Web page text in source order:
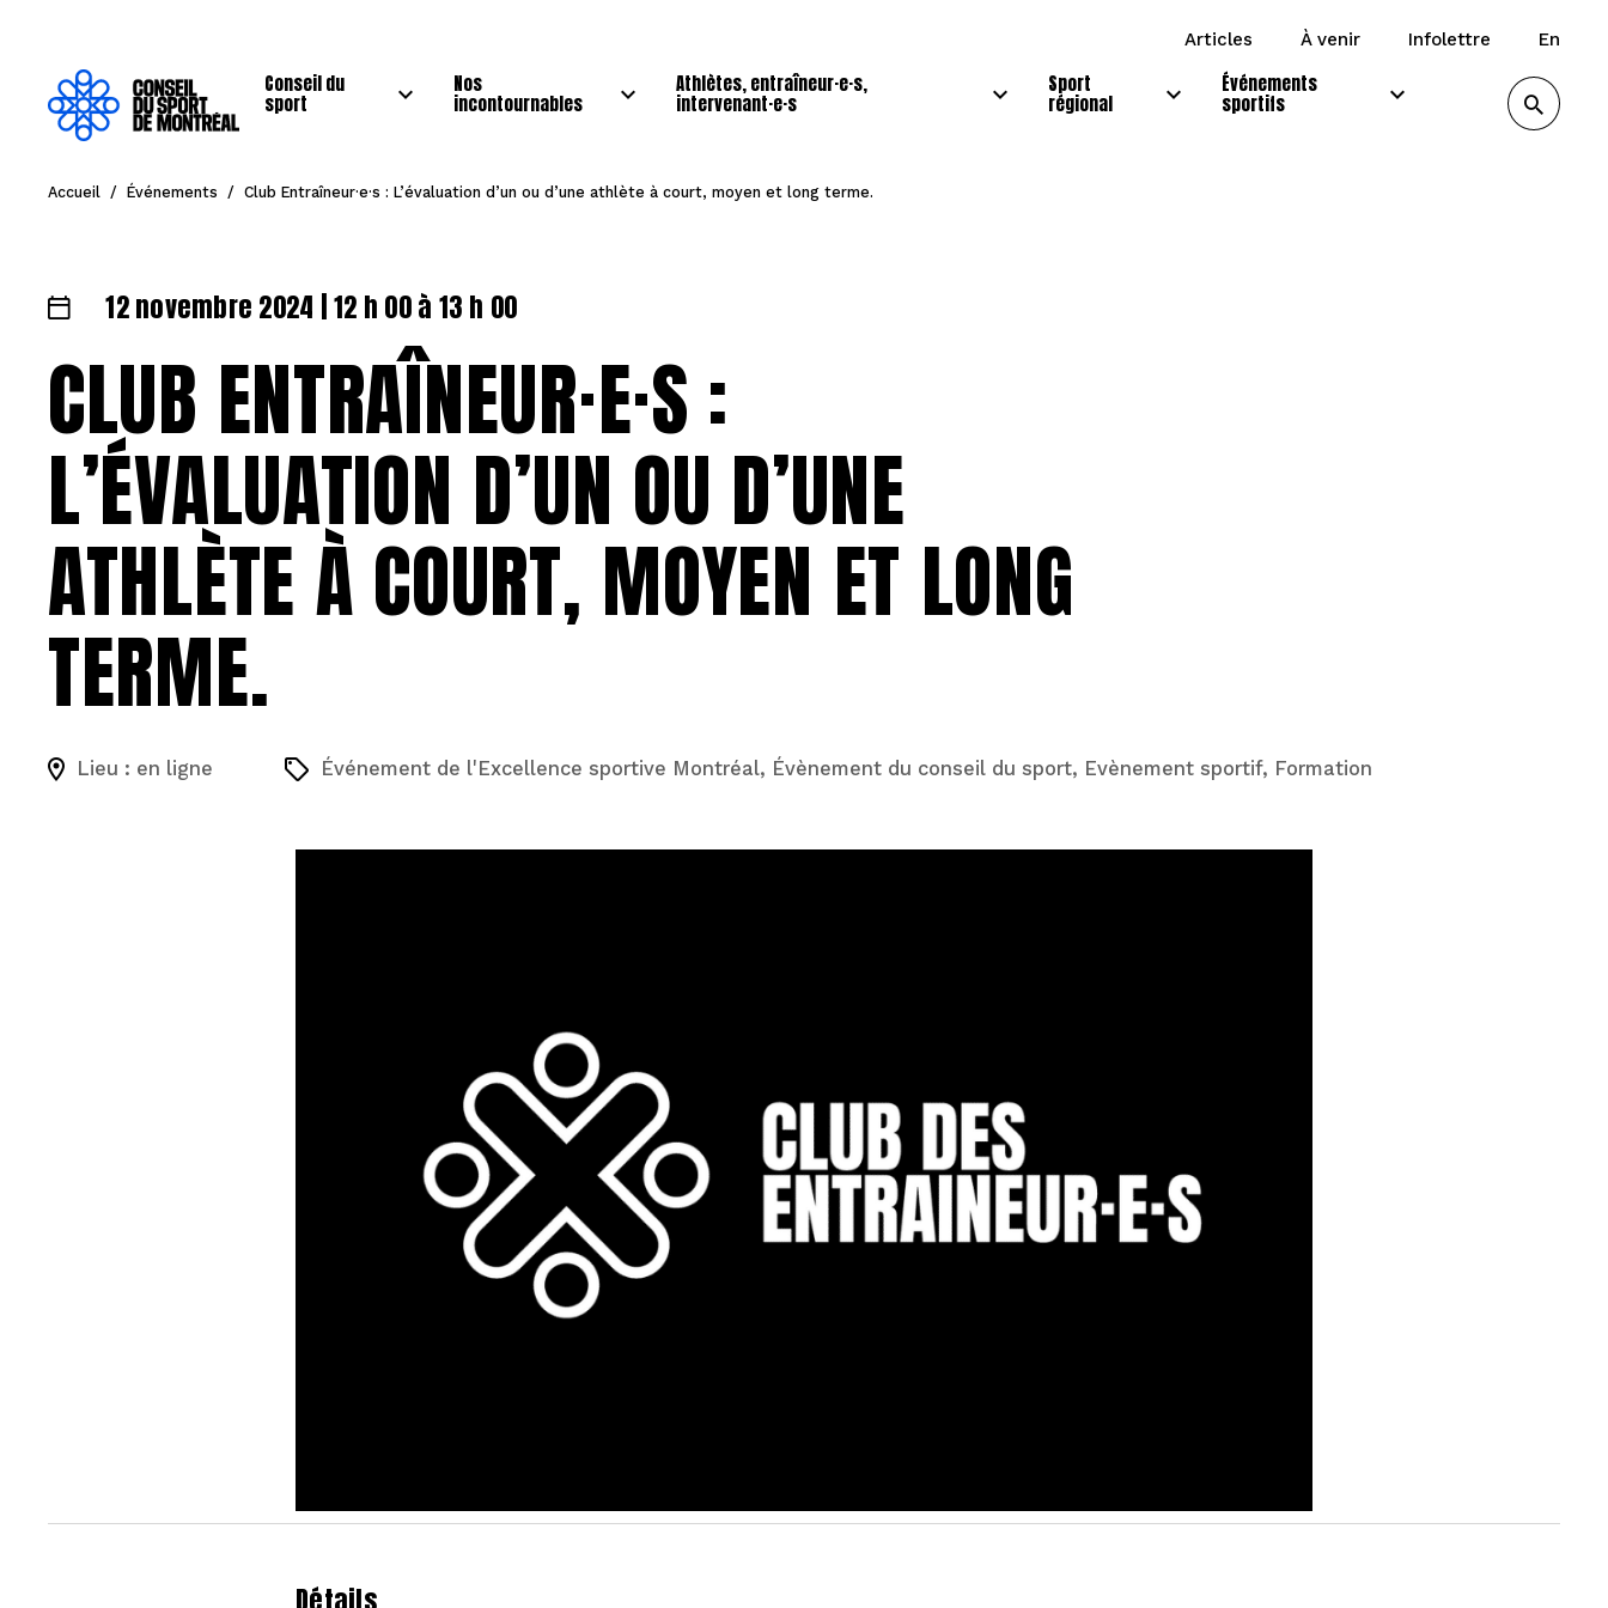
articles à venir infolettre en
Conseil du
sport
Nos
incontournables
Athlètes, entraîneur·e·s,
intervenant·e·s
Sport
régional
Événements
sportifs
Accueil / Événements / Club Entraîneur·e·s : L’évaluation d’un ou d’une athlète à court, moyen et long terme.
12 novembre 2024 | 12 h 00 à 13 h 00
CLUB ENTRAÎNEUR·E·S :
L’ÉVALUATION D’UN OU D’UNE
ATHLÈTE À COURT, MOYEN ET LONG
TERME.
Lieu : en ligne Événement de l'Excellence sportive Montréal, Évènement du conseil du sport, Evènement sportif, Formation
Détails